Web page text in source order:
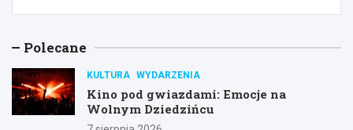
Polecane
KULTURA WYDARZENIA
Kino pod gwiazdami: Emocje na
Wolnym Dziedzińcu